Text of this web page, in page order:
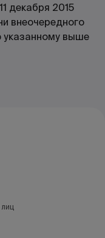
декабря 2015
внеочередного
указанному выше